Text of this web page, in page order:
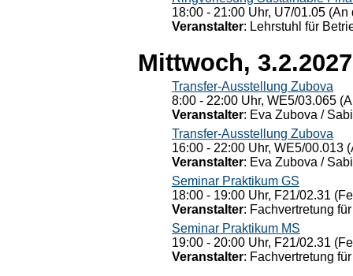
18:00 - 21:00 Uhr, U7/01.05
Veranstalter: Lehrstuhl für
Mittwoch, 3.2.2027
Transfer-Ausstellung Zubova
8:00 - 22:00 Uhr, WE5/03.065
Veranstalter: Eva Zubova /
Transfer-Ausstellung Zubova
16:00 - 22:00 Uhr, WE5/00.013
Veranstalter: Eva Zubova /
Seminar Praktikum GS
18:00 - 19:00 Uhr, F21/02.31
Veranstalter: Fachvertretung
Seminar Praktikum MS
19:00 - 20:00 Uhr, F21/02.31
Veranstalter: Fachvertretung